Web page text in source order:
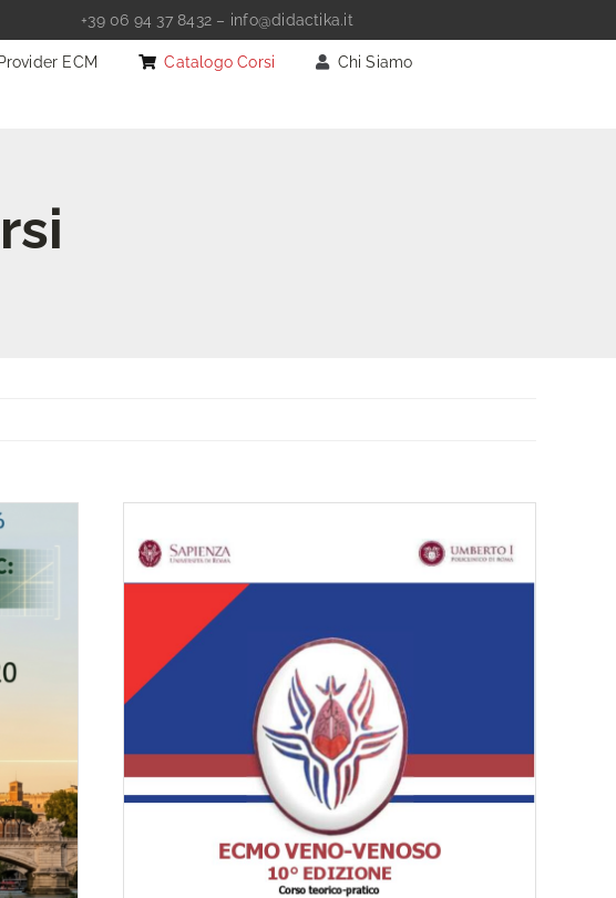
+39 06 94 37 8432 – info@didactika.it
ECM Catalogo Corsi Chi Siamo